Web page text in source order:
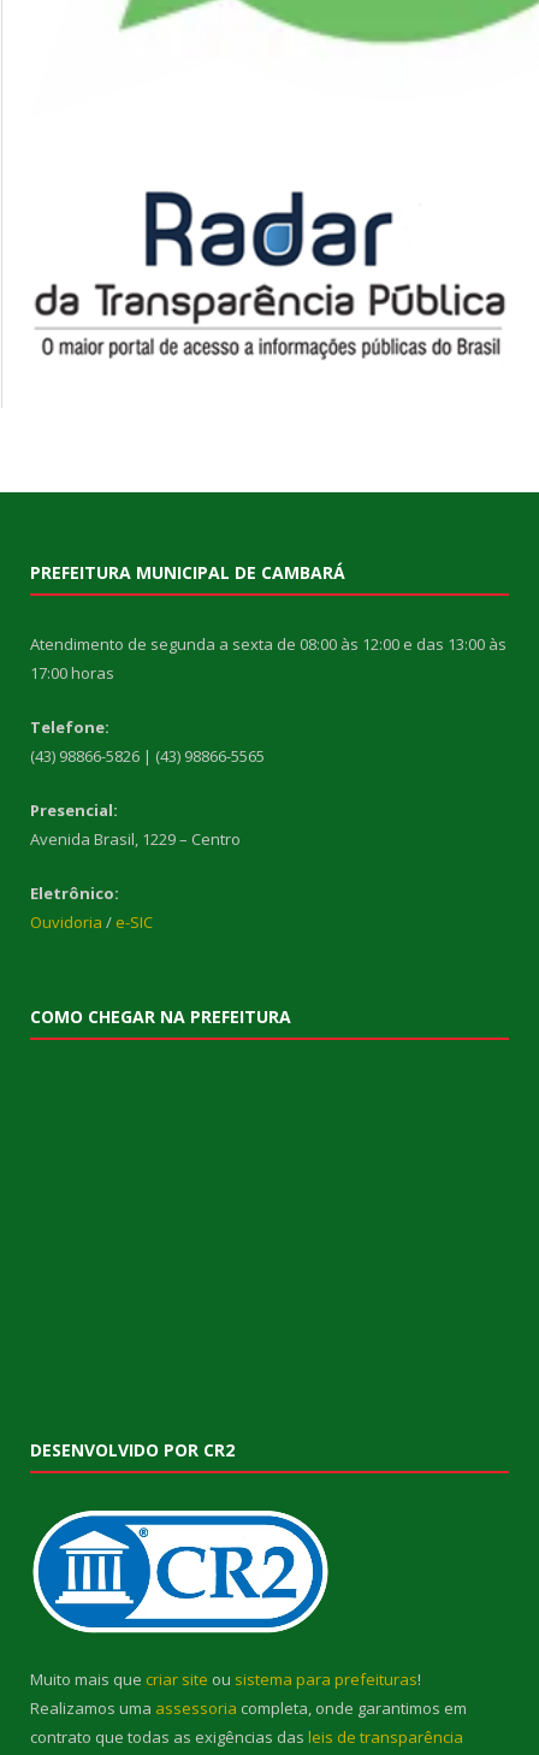
PREFEITURA MUNICIPAL DE CAMBARÁ
Atendimento de segunda a sexta de 08:00 às 12:00 e das 13:00 às
17:00 horas
Telefone:
(43) 98866-5826 | (43) 98866-5565
Presencial:
Avenida Brasil, 1229 – Centro
Eletrônico:
Ouvidoria / e-SIC
COMO CHEGAR NA PREFEITURA
DESENVOLVIDO POR CR2
Muito mais que criar site ou sistema para prefeituras!
Realizamos uma assessoria completa, onde garantimos em
contrato que todas as exigências das leis de transparência